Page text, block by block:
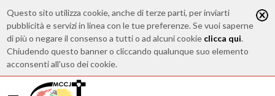
Questo sito utilizza cookie, anche di terze parti, per inviarti
pubblicità e servizi in linea con le tue preferenze. Se vuoi saperne
di più o negare il consenso a tutti o ad alcuni cookie clicca qui.
Chiudendo questo banner o cliccando qualunque suo elemento
acconsenti all'uso dei cookie.